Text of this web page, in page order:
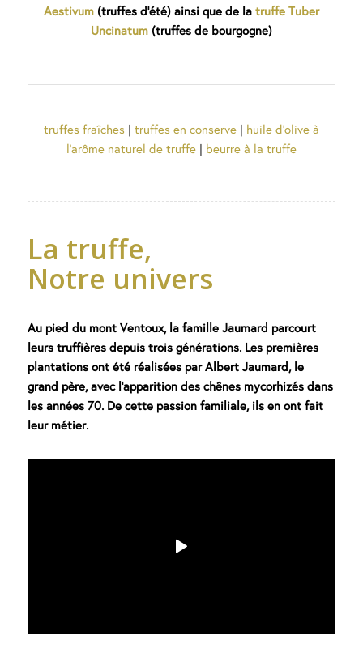
Aestivum(truffes d’été) ainsi que de la truffe Tuber
Uncinatum(truffes de bourgogne)
truffes fraîches | truffes en conserve| huile d’olive à
l’arôme naturel de truffe| beurre à la truffe
La truffe,
Notre univers
Au pied du mont Ventoux, la famille Jaumard parcourt
leurs truffières depuis trois générations. Les premières
plantations ont été réalisées par Albert Jaumard, le
grand père, avec l’apparition des chênes mycorhizés dans
les années 70. De cette passion familiale, ils en ont fait
leur métier.